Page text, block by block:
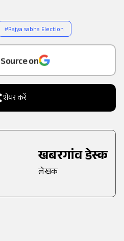
as a
on
शेयर करें
खबरगांव डेस्क
लेखक
#Rajya sabha Election